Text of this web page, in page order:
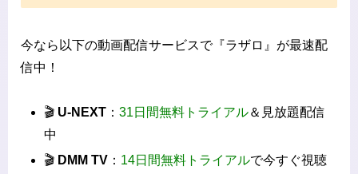
今なら以下の動画配信サービスで『ラザロ』が最速配
信中！
🎬 U-NEXT ：31日間無料トライアル＆見放題配信
中
🎬 DMM TV ： 14日間無料トライアルで今すぐ視聴